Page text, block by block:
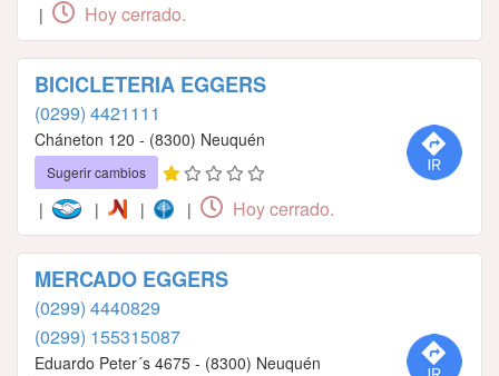
| Hoy cerrado.
BICICLETERIA EGGERS
(0299) 4421111
Cháneton 120 - (8300) Neuquén
Sugerir cambios
| | | | Hoy cerrado.
MERCADO EGGERS
(0299) 4440829
(0299) 155315087
Eduardo Peter´s 4675 - (8300) Neuquén